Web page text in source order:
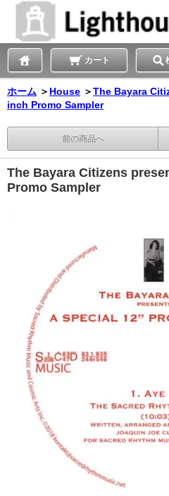
カート
ホーム ＞ House ＞The Bayara
inch Promo Sampler
前の商品へ
The Bayara Citizens
Promo Sampler